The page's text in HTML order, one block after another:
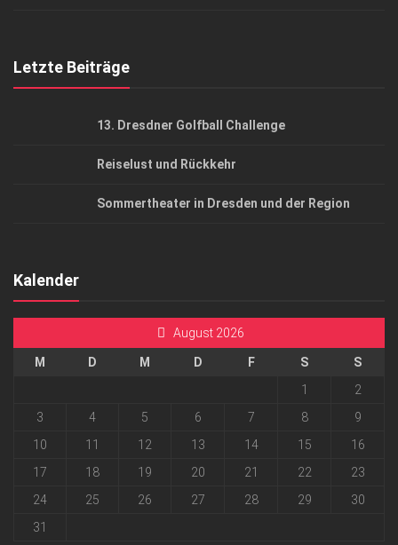
Letzte Beiträge
13. Dresdner Golfball Challenge
Reiselust und Rückkehr
Sommertheater in Dresden und der Region
Kalender
August 2026
M D M D F S
S
1
2
3
4 5 6 7 8
9
10
11 12 13 14 15
16
17
18 19 20 21 22
23
24
25 26 27 28 29
30
31